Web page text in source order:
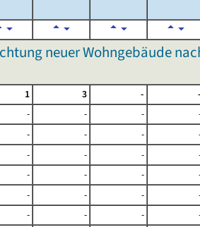
neuer Wohngebäude
1 3 - -
- - -
- - -
- - -
- - -
- - -
- - -